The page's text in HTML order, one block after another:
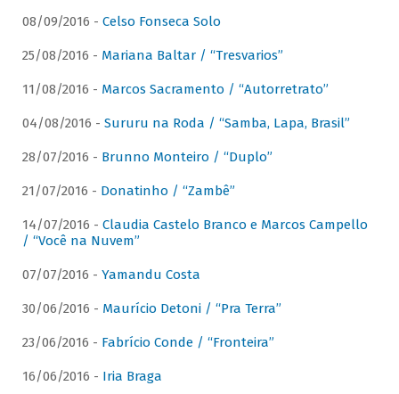
08/09/2016 - Celso Fonseca Solo
25/08/2016 - Mariana Baltar / “Tresvarios”
11/08/2016 - Marcos Sacramento / “Autorretrato”
04/08/2016 - Sururu na Roda / “Samba, Lapa, Brasil”
28/07/2016 - Brunno Monteiro / “Duplo”
21/07/2016 - Donatinho / “Zambê”
14/07/2016 - Claudia Castelo Branco e Marcos Campello
/ “Você na Nuvem”
07/07/2016 - Yamandu Costa
30/06/2016 - Maurício Detoni / “Pra Terra”
23/06/2016 - Fabrício Conde / “Fronteira”
16/06/2016 - Iria Braga